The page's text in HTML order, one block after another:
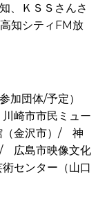
、ＫＳＳさんさ
知シティFM放
加団体/予定）
崎市市民ミュー
（金沢市）/ 神
/ 広島市映像文化
センター（山口